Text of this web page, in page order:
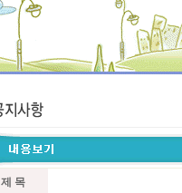
제 목